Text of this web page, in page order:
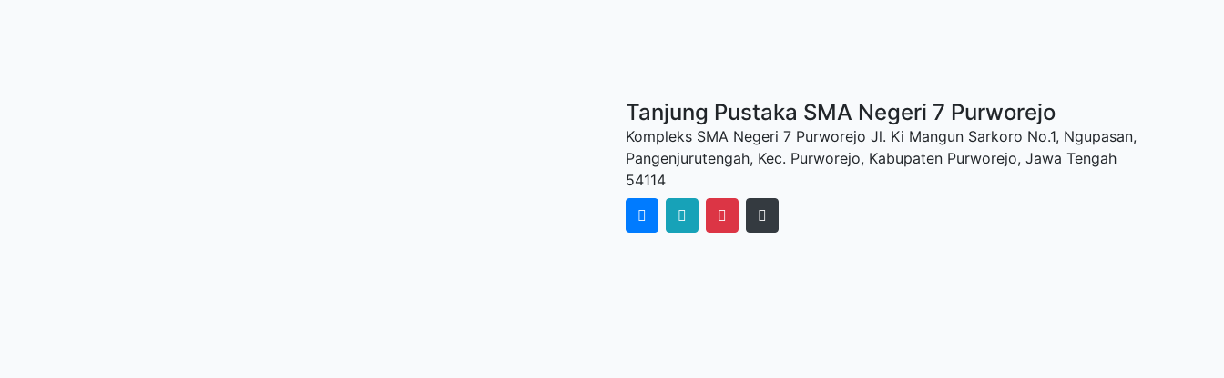
Tanjung Pustaka SMA Negeri 7 Purworejo
Kompleks SMA Negeri 7 Purworejo Jl. Ki Mangun Sarkoro No.1, Ngupasan,
Pangenjurutengah, Kec. Purworejo, Kabupaten Purworejo, Jawa Tengah
54114